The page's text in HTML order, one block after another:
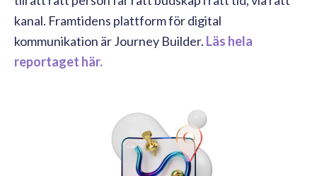
kanal. Framtidens plattform för digital
kommunikation är Journey Builder. Läs hela
reportaget här.